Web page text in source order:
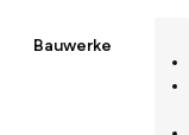
Bauwerke